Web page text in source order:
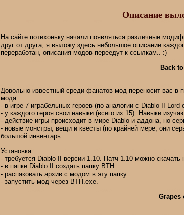
Описание
На сайте потихоньку начали появляться различные
друг от друга, я выложу здесь небольшое описание
переработан, описания модов переедут к ссылкам.. :)
Back
Довольно известный среди фанатов мод переносит вас в
мода:
- в игре 7 играбельных героев (по аналогии с Diablo II Lord
- у каждого героя свои навыки (всего их 15). Навыки
- действие игры происходит в мире Diablo и аддона, но
- новые монстры, вещи и квесты (по крайней мере, они
большой инвентарь.
Установка:
- требуется Diablo II версии 1.10. Патч 1.10 можно скачать
- в папке Diablo II создать папку BTH.
- распаковать архив с модом в эту папку.
- запустить мод через BTH.exe.
Grapes